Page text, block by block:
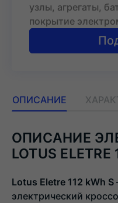
узлы, агрегаты,
покрытие
ОПИСАНИЕ
ОПИСАНИЕ
LOTUS ELETRE
Lotus Eletre 112 kWh S
электрический